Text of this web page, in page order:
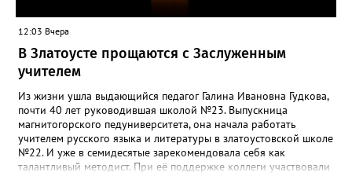
12:03 Вчера
В Златоусте прощаются с Заслуженным
учителем
Из жизни ушла выдающийся педагог Галина Ивановна Гудкова,
почти 40 лет руководившая школой №23. Выпускница
магнитогорского педуниверситета, она начала работать
учителем русского языка и литературы в златоустовской школе
№22. И уже в семидесятые зарекомендовала себя как
талантливый методист. При её поддержке коллеги участвовали